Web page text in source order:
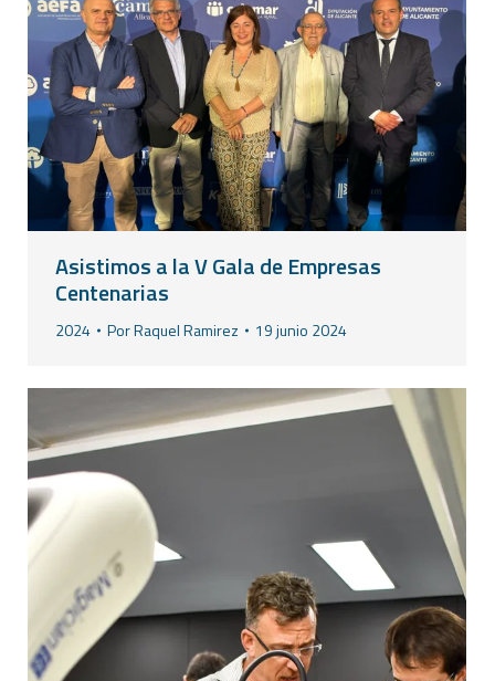
Asistimos a la V Gala de Empresas
Centenarias
2024 PorRaquel Ramirez 19 junio 2024